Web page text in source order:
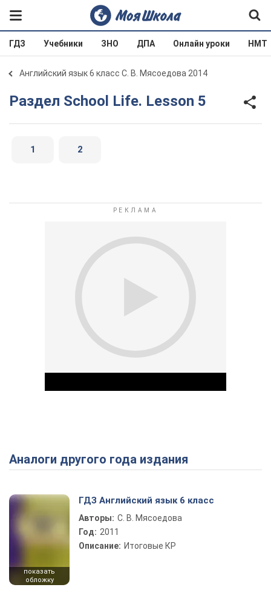
ГДЗ Учебники ЗНО ДПА Онлайн уроки НМТ
Английский язык 6 класс С. В. Мясоедова 2014
Раздел School Life. Lesson 5
1 2
Play Video
Аналоги другого года издания
показать
обложку
ГДЗ Английский язык 6 класс
Авторы: С. В. Мясоедова
Год: 2011
Описание: Итоговые КР